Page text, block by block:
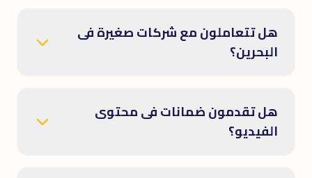
هل تتعاملون مع شركات صغيرة فى
البحرين؟
هل تقدمون ضمانات فى محتوى
الفيديو؟